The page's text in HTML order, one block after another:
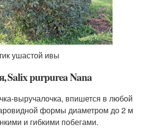
ушастой ивы
Salix purpurea Nana
выручалочка, впишется в любой
формы диаметром до 2 м
и гибкими побегами.